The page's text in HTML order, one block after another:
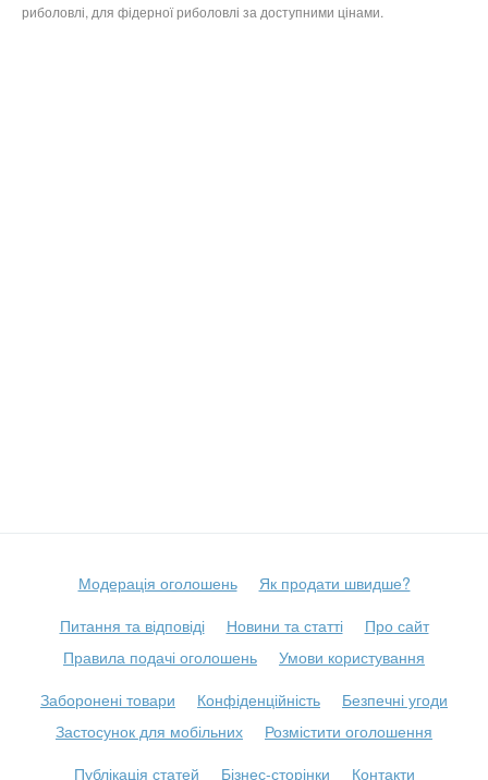
риболовлі, для фідерної риболовлі за доступними цінами.
Модерація оголошень
Як продати швидше?
Питання та відповіді
Новини та статті
Про сайт
Правила подачі оголошень
Умови користування
Заборонені товари
Конфіденційність
Безпечні угоди
Застосунок для мобільних
Розмістити оголошення
Публікація статей
Бізнес-сторінки Контакти